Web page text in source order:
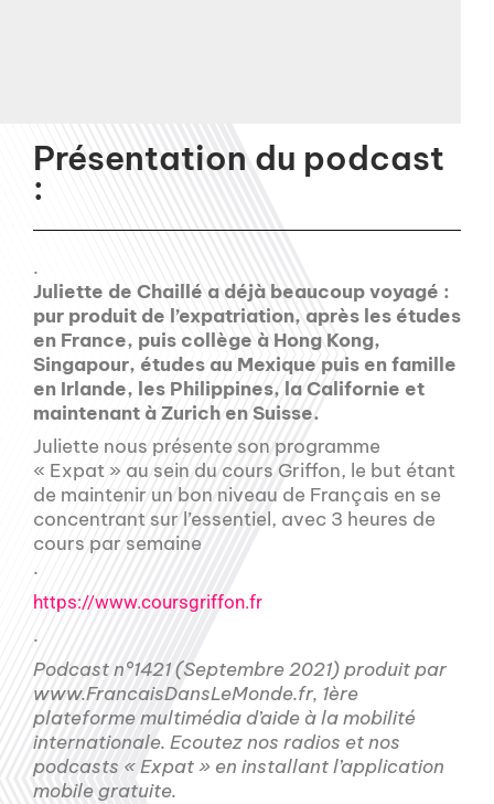
Présentation du podcast
:
.
Juliette de Chaillé a déjà beaucoup voyagé :
pur produit de l’expatriation, après les études
en France, puis collège à Hong Kong,
Singapour, études au Mexique puis en famille
en Irlande, les Philippines, la Californie et
maintenant à Zurich en Suisse.
Juliette nous présente son programme
« Expat » au sein du cours Griffon, le but étant
de maintenir un bon niveau de Français en se
concentrant sur l’essentiel, avec 3 heures de
cours par semaine
.
https://www.coursgriffon.fr
.
Podcast n°1421 (Septembre 2021) produit par
www.FrancaisDansLeMonde.fr, 1ère
plateforme multimédia d’aide à la mobilité
internationale. Ecoutez nos radios et nos
podcasts « Expat » en installant l’application
mobile gratuite.